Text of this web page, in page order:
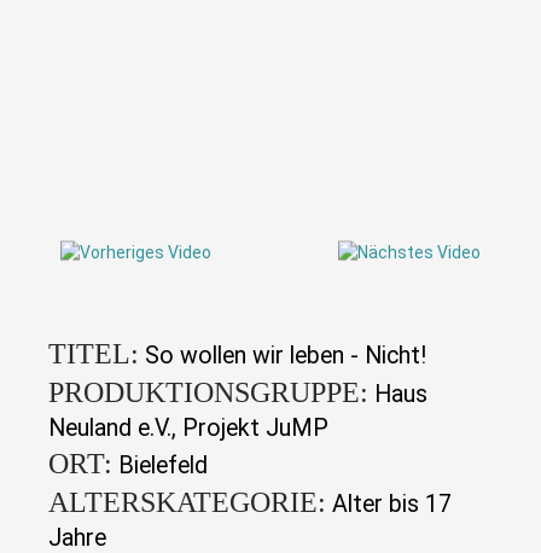
TITEL: So wollen wir leben - Nicht!
PRODUKTIONSGRUPPE: Haus
Neuland e.V., Projekt JuMP
ORT: Bielefeld
ALTERSKATEGORIE: Alter bis 17
Jahre